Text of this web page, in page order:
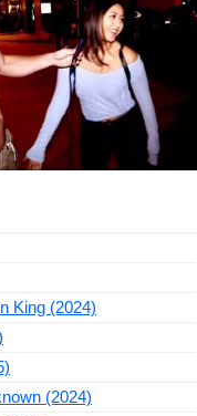
King (2024)
(2024)